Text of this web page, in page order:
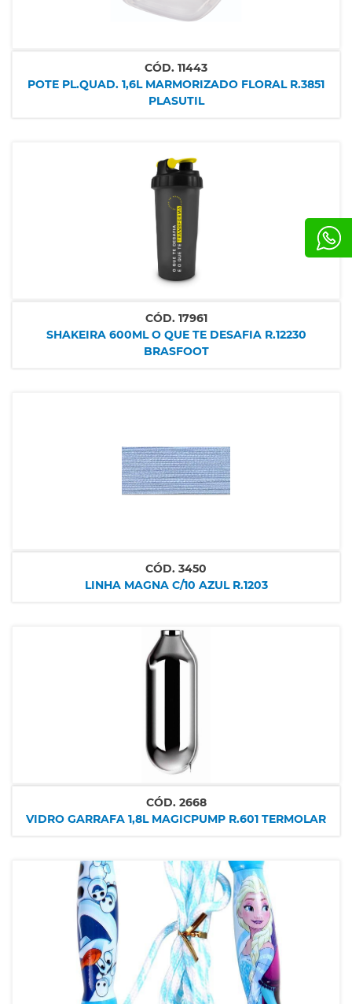
CÓD. 11443
POTE PL.QUAD. 1,6L MARMORIZADO FLORAL R.3851
PLASUTIL
CÓD. 17961
SHAKEIRA 600ML O QUE TE DESAFIA R.12230
BRASFOOT
CÓD. 3450
LINHA MAGNA C/10 AZUL R.1203
CÓD. 2668
VIDRO GARRAFA 1,8L MAGICPUMP R.601 TERMOLAR